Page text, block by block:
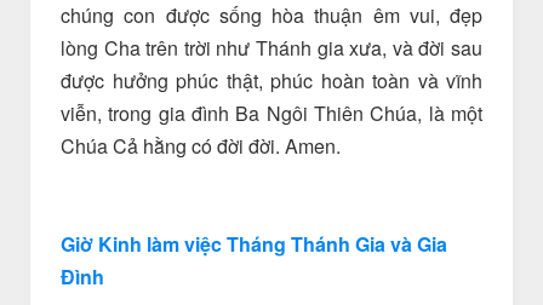
chúng con được sống hòa thuận êm vui, đẹp
lòng Cha trên trời như Thánh gia xưa, và đời sau
được hưởng phúc thật, phúc hoàn toàn và vĩnh
viễn, trong gia đình Ba Ngôi Thiên Chúa, là một
Chúa Cả hằng có đời đời. Amen.
Giờ Kinh làm việc Tháng Thánh Gia và Gia
Đình